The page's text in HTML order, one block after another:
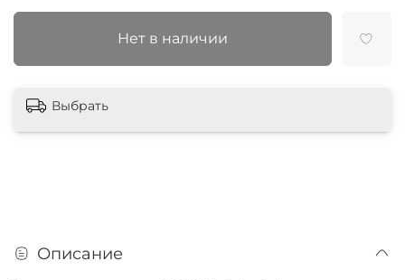
Нет в наличии
Выбрать
Описание